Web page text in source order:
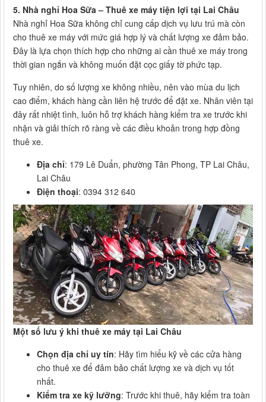
5. Nhà nghỉ Hoa Sữa – Thuê xe máy tiện lợi tại Lai Châu
Nhà nghỉ Hoa Sữa không chỉ cung cấp dịch vụ lưu trú mà còn
cho thuê xe máy với mức giá hợp lý và chất lượng xe đảm bảo.
Đây là lựa chọn thích hợp cho những ai cần thuê xe máy trong
thời gian ngắn và không muốn đặt cọc giấy tờ phức tạp.
Tuy nhiên, do số lượng xe không nhiều, nên vào mùa du lịch
cao điểm, khách hàng cần liên hệ trước để đặt xe. Nhân viên tại
đây rất nhiệt tình, luôn hỗ trợ khách hàng kiểm tra xe trước khi
nhận và giải thích rõ ràng về các điều khoản trong hợp đồng
thuê xe.
Địa chỉ: 179 Lê Duẩn, phường Tân Phong, TP Lai Châu,
Lai Châu
Điện thoại: 0394 312 640
Một số lưu ý khi thuê xe máy tại Lai Châu
Chọn địa chỉ uy tín: Hãy tìm hiểu kỹ về các cửa hàng
cho thuê xe để đảm bảo chất lượng xe và dịch vụ tốt
nhất.
Kiểm tra xe kỹ lưỡng: Trước khi thuê, hãy kiểm tra toàn